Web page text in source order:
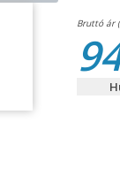
Kérjük, írja be a fiókja
átvétele után meg tudja